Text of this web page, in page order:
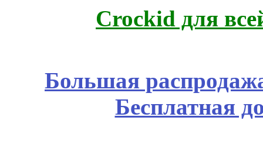
Crockid для
Большая
Бесплатная